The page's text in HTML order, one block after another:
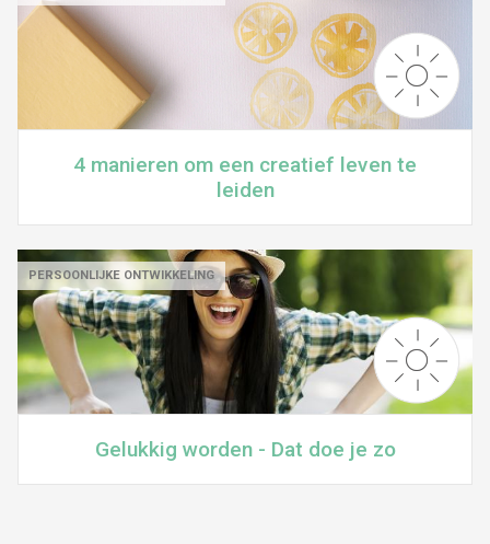
4 manieren om een creatief leven te
leiden
PERSOONLIJKE ONTWIKKELING
Gelukkig worden - Dat doe je zo